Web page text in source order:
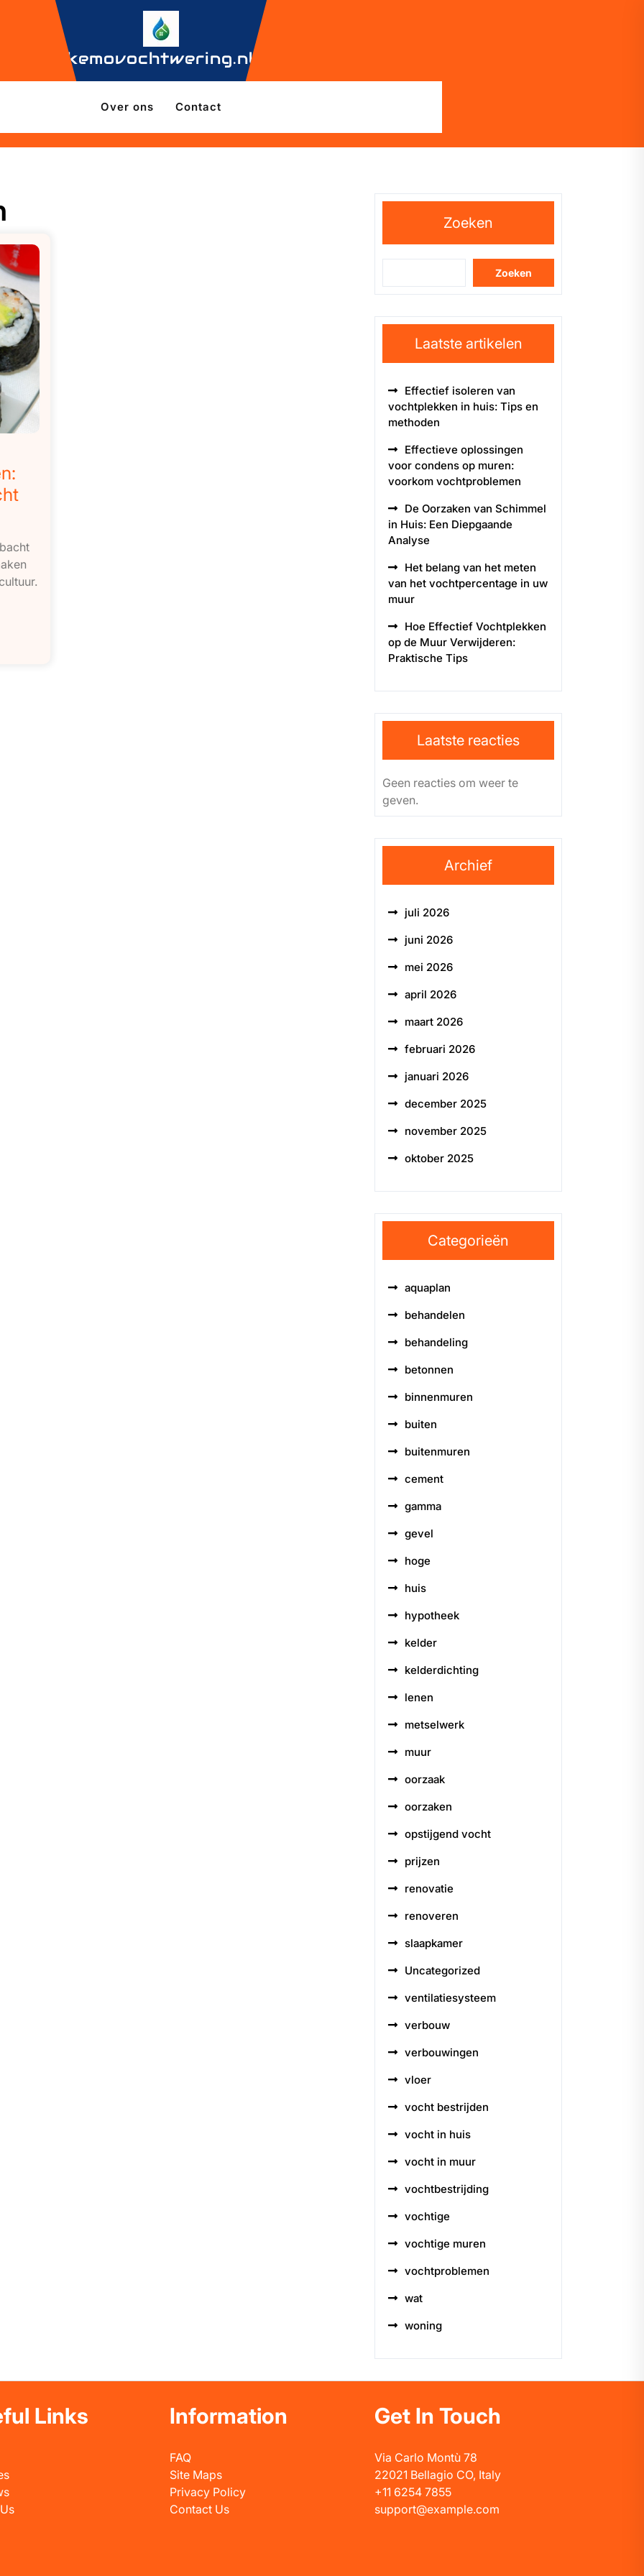
kemovochtwering.nl
Over ons Contact
Zoeken
Zoeken
Laatste artikelen
Effectief isoleren van
vochtplekken in huis: Tips en
methoden
Effectieve oplossingen
voor condens op muren:
voorkom vochtproblemen
De Oorzaken van Schimmel
in Huis: Een Diepgaande
Analyse
Het belang van het meten
van het vochtpercentage in uw
muur
Hoe Effectief Vochtplekken
op de Muur Verwijderen:
Praktische Tips
Laatste reacties
Geen reacties om weer te
geven.
Archief
juli 2026
juni 2026
mei 2026
april 2026
maart 2026
februari 2026
januari 2026
december 2025
november 2025
oktober 2025
Categorieën
aquaplan
behandelen
behandeling
betonnen
binnenmuren
buiten
buitenmuren
cement
gamma
gevel
hoge
huis
hypotheek
kelder
kelderdichting
lenen
metselwerk
muur
oorzaak
oorzaken
opstijgend vocht
prijzen
renovatie
renoveren
slaapkamer
Uncategorized
ventilatiesysteem
verbouw
verbouwingen
vloer
vocht bestrijden
vocht in huis
vocht in muur
vochtbestrijding
vochtige
vochtige muren
vochtproblemen
wat
woning
Links Information
FAQ
Site Maps
Privacy Policy
Contact Us
Get In Touch
Via Carlo Montù 78
22021 Bellagio CO, Italy
+11 6254 7855
support@example.com